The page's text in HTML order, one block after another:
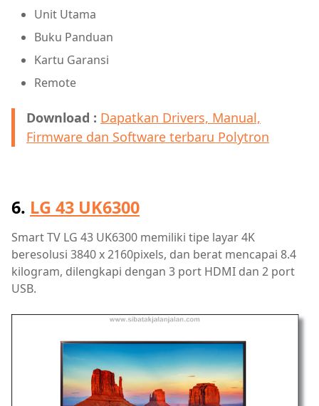
Unit Utama
Buku Panduan
Kartu Garansi
Remote
Download : Dapatkan Drivers, Manual,
Firmware dan Software terbaru Polytron
6. LG 43 UK6300
Smart TV LG 43 UK6300 memiliki tipe layar 4K
beresolusi 3840 x 2160pixels, dan berat mencapai 8.4
kilogram, dilengkapi dengan 3 port HDMI dan 2 port
USB.